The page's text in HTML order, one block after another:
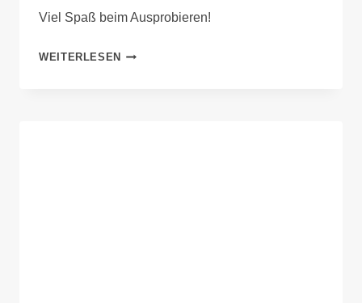
Viel Spaß beim Ausprobieren!
WEITERLESEN